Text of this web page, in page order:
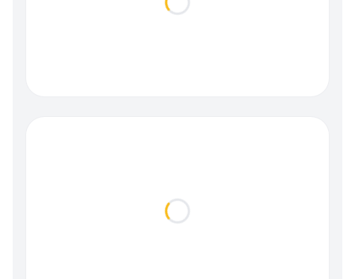
Loading...
Loading...